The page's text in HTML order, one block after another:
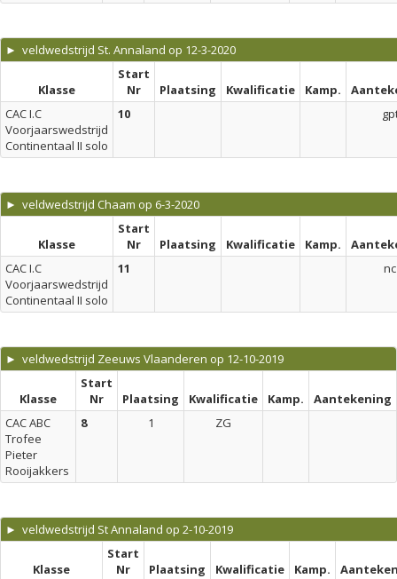
► veldwedstrijd St. Annaland op 12-3-2020
Klasse
Start
Nr
Plaatsing Kwalificatie Kamp.
CAC I.C
Voorjaarswedstrijd
Continentaal II solo
10
► veldwedstrijd Chaam op 6-3-2020
Klasse
Start
Nr
Plaatsing Kwalificatie Kamp.
CAC I.C
Voorjaarswedstrijd
Continentaal II solo
11 nc
► veldwedstrijd Zeeuws Vlaanderen op 12-10-2019
Klasse
Start
Nr
Plaatsing Kwalificatie Kamp.
Aantekening
CAC ABC
Trofee
Pieter
Rooijakkers
8 1 ZG
► veldwedstrijd St Annaland op 2-10-2019
Klasse
Start
Nr
Plaatsing Kwalificatie Kamp.